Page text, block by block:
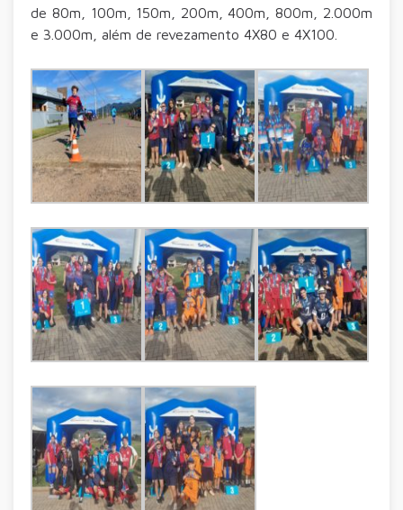
de 80m, 100m, 150m, 200m, 400m, 800m, 2.000m
e 3.000m, além de revezamento 4X80 e 4X100.